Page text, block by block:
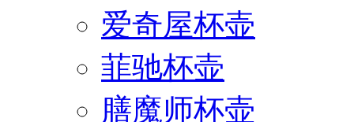
爱奇屋杯壶
菲驰杯壶
膳魔师杯壶